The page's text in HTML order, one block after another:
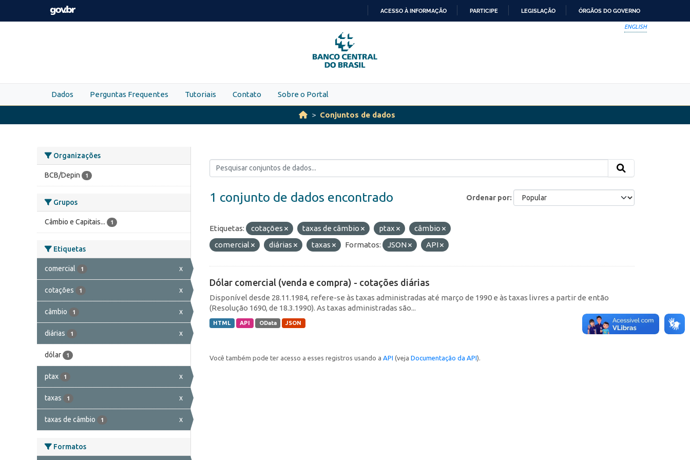
Skip to main content
PARA
O
CONTEÚDO
ACESSO À INFORMAÇÃO PARTICIPE LEGISLAÇÃO ÓRGÃOS DO GOVERNO
ENGLISH
Dados Perguntas Frequentes Tutoriais Contato Sobre o Portal
Conjuntos de dados
Organizações
BCB/Depin 1
Grupos
Câmbio e Capitais... 1
Etiquetas
comercial 1 x
cotações 1 x
câmbio 1 x
diárias 1 x
dólar 1
ptax 1 x
taxas 1 x
taxas de câmbio 1 x
Formatos
Ordenar por
1 conjunto de dados encontrado
Etiquetas: cotações taxas de câmbio ptax
câmbio
comercial
diárias taxas Formatos: JSON API
Dólar comercial (venda e compra) - cotações diárias
Disponível desde 28.11.1984, refere-se às taxas administradas até março de 1990 e às taxas livres a partir de então
(Resolução 1690, de 18.3.1990). As taxas administradas são...
HTML API OData JSON
Você também pode ter acesso a esses registros usando a API (veja Documentação da API).